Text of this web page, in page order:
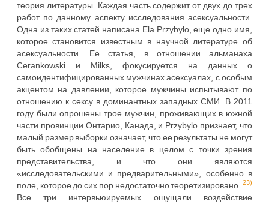
теория литературы. Каждая часть содержит от двух до трех
работ по данному аспекту исследования асексуальности.
Одна из таких статей написана Ela Przybylo, еще одно имя,
которое становится известным в научной литературе об
асексуальности. Ее статья, в отношении альманаха
Cerankowski и Milks, фокусируется на данных о
самоидентифицированных мужчинах асексуалах, с особым
акцентом на давлении, которое мужчины испытывают по
отношению к сексу в доминантных западных СМИ. В 2011
году были опрошены трое мужчин, проживающих в южной
части провинции Онтарио, Канада, и Przybylo признает, что
малый размер выборки означает, что ее результаты не могут
быть обобщены на население в целом с точки зрения
представительства, и что они являются
«исследовательскими и предварительными», особенно в
поле, которое до сих пор недостаточно теоретизировано. 23)
Все три интервьюируемых ощущали воздействие